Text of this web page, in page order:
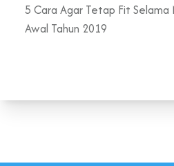
5 Cara Agar Tetap Fit Selama
Awal Tahun 2019